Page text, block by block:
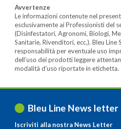
Avvertenze
Le informazioni contenute nel
esclusivamente ai Professionisti del
(Disinfestatori, Agronomi, Biologi,
Sanitarie, Rivenditori, ecc.). Bleu Line
responsabilità per eventuale uso
dell’uso dei prodotti leggere
modalità d’uso riportate in etichetta.
Bleu Line News letter
Iscriviti alla nostra News Letter